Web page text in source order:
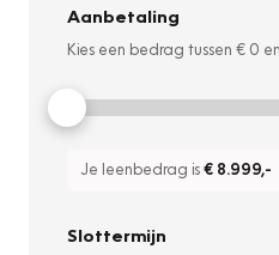
Aanbetaling
Kies een bedrag tussen € 0 en
Je leenbedrag is€ 8.999,-
Slottermijn